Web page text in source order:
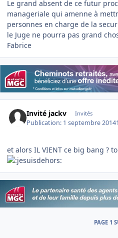
Le grand absent de ce futur
manageriale qui amenne à
personnes en charge de la
le Juge ne pourra pas grand
Fabrice
Invité jackv Invités
Publication: 1 septembre 2014
et alors IL VIENT ce big bang ?
PAGE 1